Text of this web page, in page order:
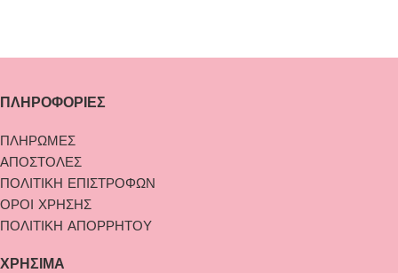
ΠΛΗΡΟΦΟΡΙΕΣ
ΠΛΗΡΩΜΕΣ
ΑΠΟΣΤΟΛΕΣ
ΠΟΛΙΤΙΚΗ ΕΠΙΣΤΡΟΦΩΝ
ΟΡΟΙ ΧΡΗΣΗΣ
ΠΟΛΙΤΙΚΗ ΑΠΟΡΡΗΤΟΥ
ΧΡΗΣΙΜΑ